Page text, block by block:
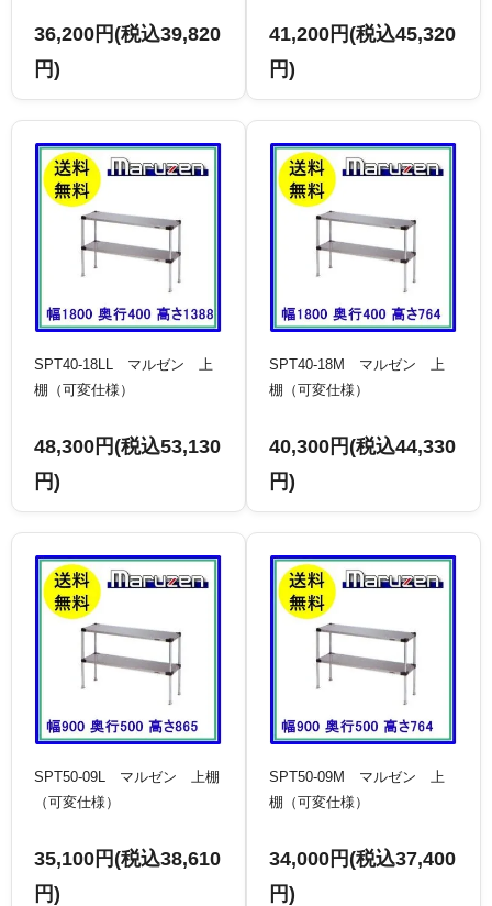
36,200円(税込39,820
円)
41,200円(税込45,320
円)
SPT40-18LL マルゼン 上
棚（可変仕様）
48,300円(税込53,130
円)
SPT40-18M マルゼン 上
棚（可変仕様）
40,300円(税込44,330
円)
SPT50-09L マルゼン 上棚
（可変仕様）
35,100円(税込38,610
円)
SPT50-09M マルゼン 上
棚（可変仕様）
34,000円(税込37,400
円)